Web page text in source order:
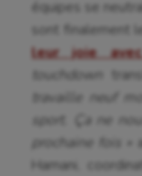
équipes se
sont finalement
leur joie
touchdown
travaille neuf
sport. Ça ne
prochaine fois »
Hamani,